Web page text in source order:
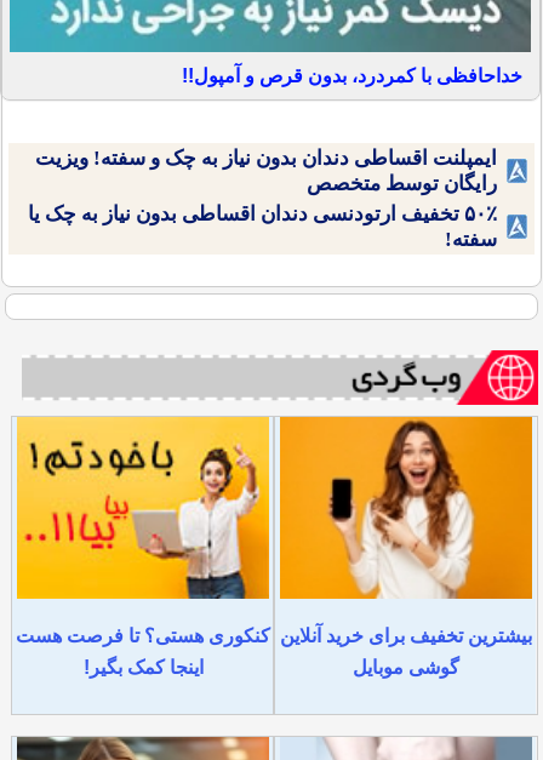
خداحافظی با کمردرد، بدون قرص و آمپول!!
ایمپلنت اقساطی دندان بدون نیاز به چک و سفته! ویزیت
رایگان توسط متخصص
۵۰٪ تخفیف ارتودنسی دندان اقساطی بدون نیاز به چک یا
سفته!
بیشترین تخفیف برای خرید آنلاین
گوشی موبایل
کنکوری هستی؟ تا فرصت هست
اینجا کمک بگیر!